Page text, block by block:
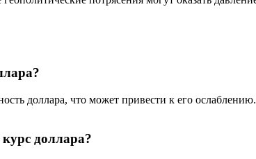
доллара, что может привести к его
доллара?